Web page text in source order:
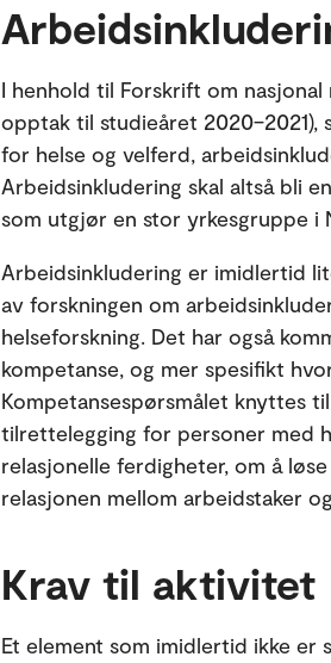
I henhold til Forskrift om nasjonal
opptak til studieåret 2020–2021),
for helse og velferd,
Arbeidsinkludering skal altså bli
som utgjør en stor yrkesgruppe i
Arbeidsinkludering er imidlertid
av forskningen om
helseforskning. Det har også
kompetanse, og mer spesifikt
Kompetansespørsmålet knyttes
tilrettelegging for personer med
relasjonelle ferdigheter, om å
relasjonen mellom arbeidstaker
Krav til aktivitet
Et element som imidlertid ikke